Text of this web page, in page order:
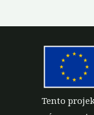
Tento